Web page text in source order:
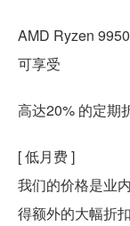
AMD Ryzen
可享受
高达20% 的定期
[ 低月费 ]
我们的价格是业
得额外的大幅折